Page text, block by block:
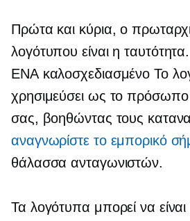
Πρώτα και κύρια, ο
λογότυπου είναι η ταυτότητα.
ΕΝΑ καλοσχεδιασμένο Το
χρησιμεύσει ως το πρόσωπο
σας, βοηθώντας τους
αναγνωρίστε το εμπορικό
θάλασσα ανταγωνιστών.
Τα λογότυπα μπορεί να είναι